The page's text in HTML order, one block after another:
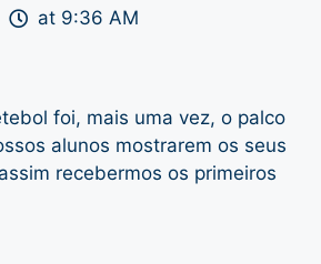
at 9:36 AM
foi, mais uma vez, o palco
alunos mostrarem os seus
recebermos os primeiros